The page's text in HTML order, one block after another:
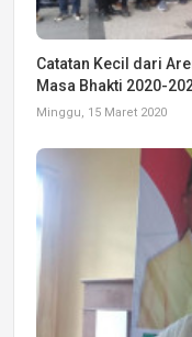
Catatan Kecil dari
Masa Bhakti 2020-
Minggu, 15 Maret 2020